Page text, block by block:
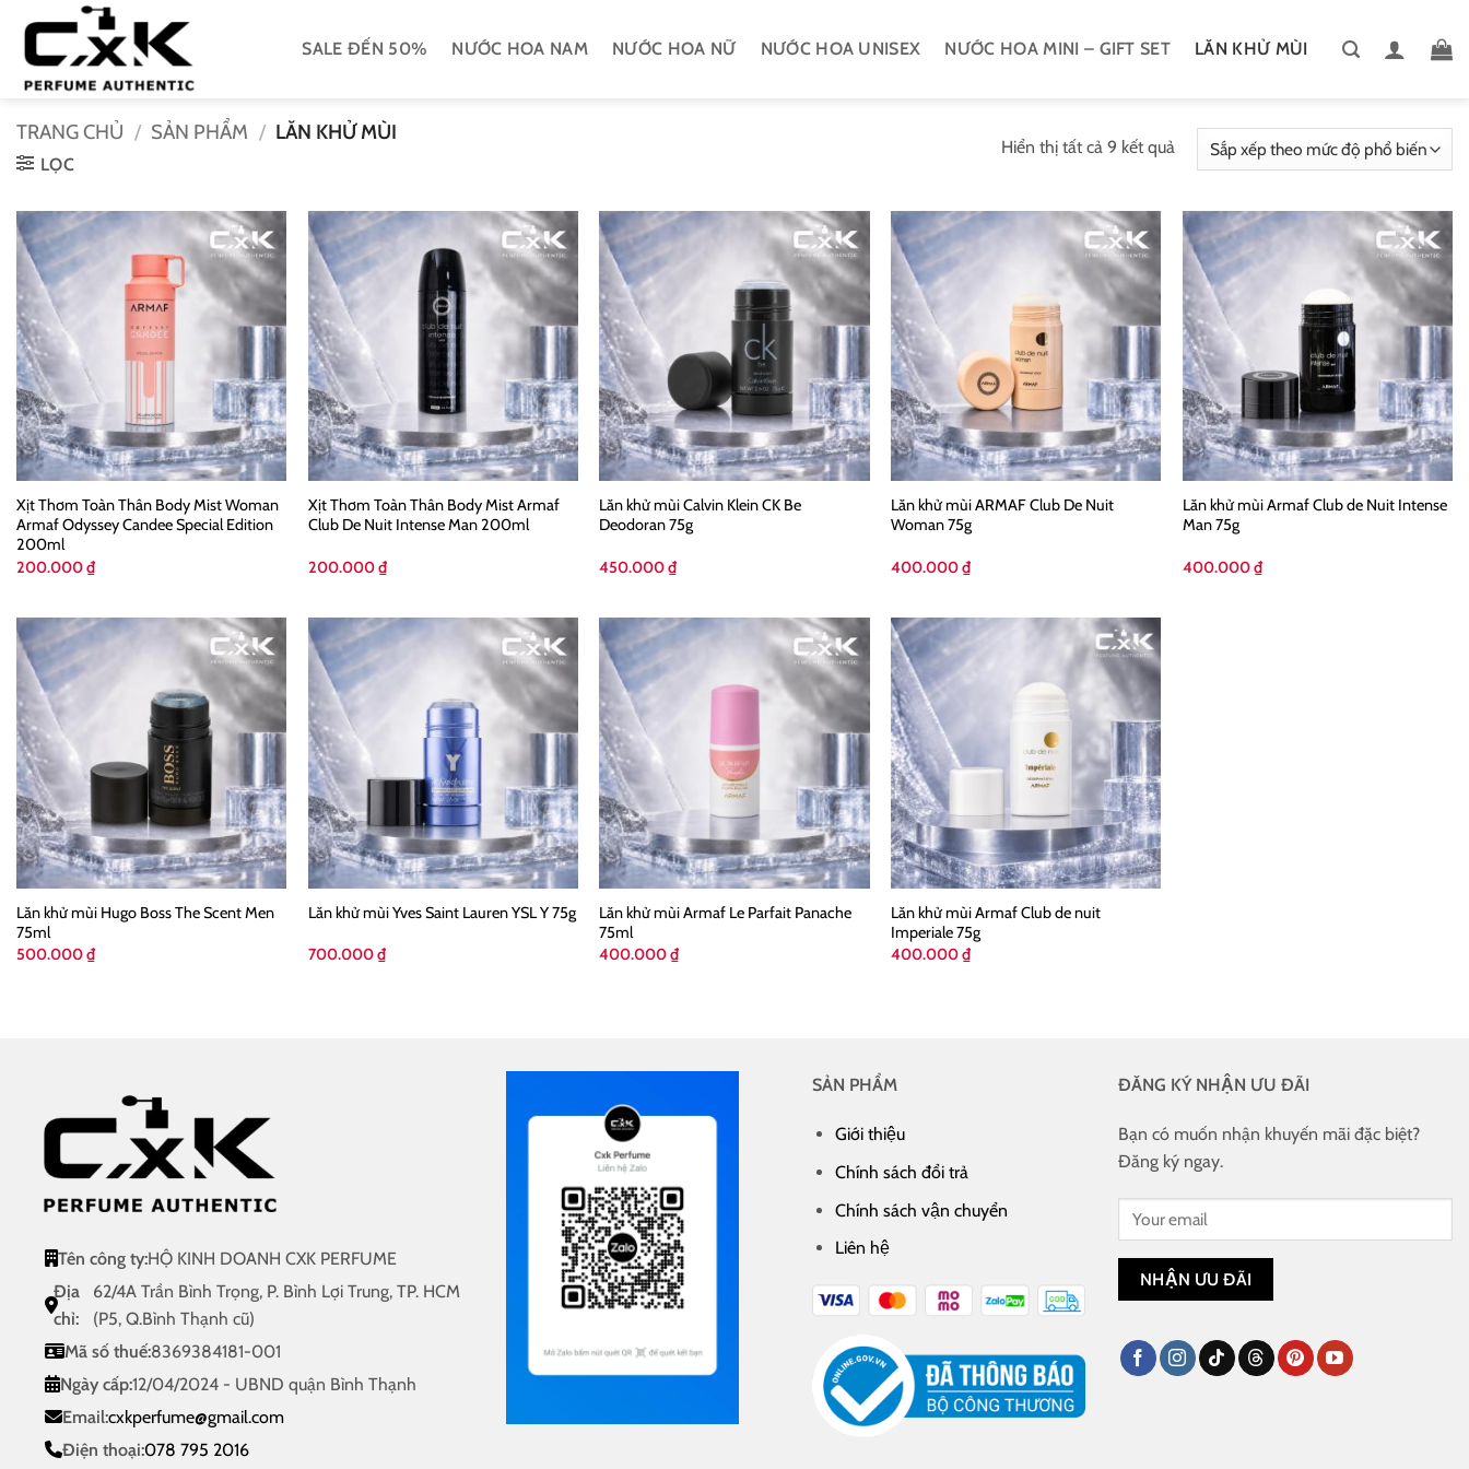
dung
SALE ĐẾN 50% NƯỚC HOA NAM NƯỚC HOA NỮ NƯỚC HOA UNISEX NƯỚC HOA MINI – GIFT SET LĂN KHỬ MÙI
TRANG CHỦ / SẢN PHẨM / LĂN KHỬ MÙI
LỌC
Hiển thị tất cả 9 kết quảĐã
sắp
theo
mức
độ
phổ
biến
Xịt Thơm Toàn Thân Body Mist Woman
Armaf Odyssey Candee Special Edition
200ml
200.000₫
Xịt Thơm Toàn Thân Body Mist Armaf
Club De Nuit Intense Man 200ml
200.000₫
Lăn khử mùi Calvin Klein CK Be
Deodoran 75g
450.000₫
Lăn khử mùi ARMAF Club De Nuit
Woman 75g
400.000₫
Lăn khử mùi Armaf Club de Nuit Intense
Man 75g
400.000₫
Lăn khử mùi Hugo Boss The Scent Men
75ml
500.000₫
Lăn khử mùi Yves Saint Lauren YSL Y 75g
700.000₫
Lăn khử mùi Armaf Le Parfait Panache
75ml
400.000₫
Lăn khử mùi Armaf Club de nuit
Imperiale 75g
400.000₫
Tên công ty:HỘ KINH DOANH CXK PERFUME
Địa
chỉ:
62/4A Trần Bình Trọng, P. Bình Lợi Trung, TP. HCM
(P5, Q.Bình Thạnh cũ)
Mã số thuế:8369384181-001
Ngày cấp:12/04/2024 - UBND quận Bình Thạnh
Email:cxkperfume@gmail.com
Điện thoại:078 795 2016
SẢN PHẨM
Giới thiệu
Chính sách đổi trả
Chính sách vận chuyển
Liên hệ
ĐĂNG KÝ NHẬN ƯU ĐÃI
Bạn có muốn nhận khuyến mãi đặc biệt?
Đăng ký ngay.